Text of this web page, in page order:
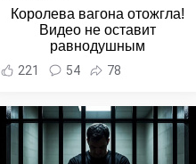
Королева вагона отожгла!
Видео не оставит
равнодушным
221 54 78